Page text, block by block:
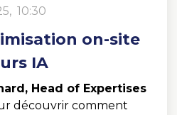
10:30
on-site
IA
Head of Expertises
découvrir comment